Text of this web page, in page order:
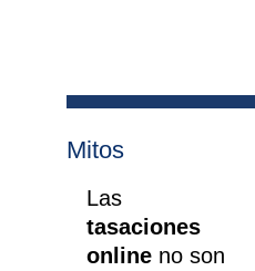
Mitos
Las
tasaciones
online no son